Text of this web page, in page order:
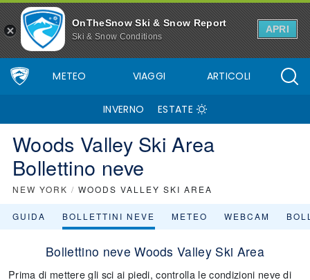
OnTheSnow Ski & Snow Report
Ski & Snow Conditions
APRI
METEO VIAGGI ARTICOLI
INVERNO ESTATE
Woods Valley Ski Area
Bollettino neve
NEW YORK / WOODS VALLEY SKI AREA
GUIDA BOLLETTINI NEVE METEO WEBCAM
Bollettino neve Woods Valley Ski Area
Prima di mettere gli sci ai piedi, controlla le condizioni neve di